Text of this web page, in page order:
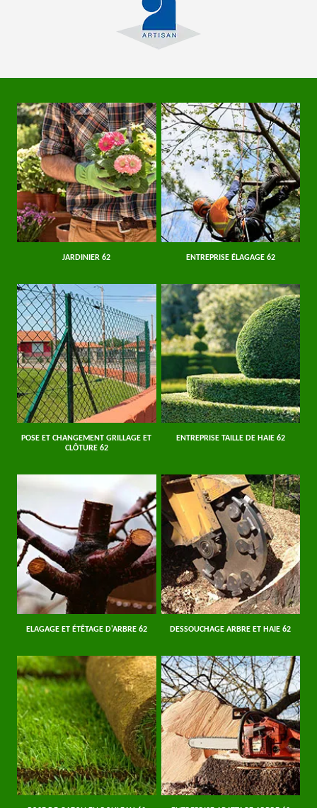
JARDINIER 62 ENTREPRISE ÉLAGAGE 62
POSE ET CHANGEMENT GRILLAGE ET
CLÔTURE 62
ENTREPRISE TAILLE DE HAIE 62
ELAGAGE ET ÉTÊTAGE D'ARBRE 62 DESSOUCHAGE ARBRE ET HAIE 62